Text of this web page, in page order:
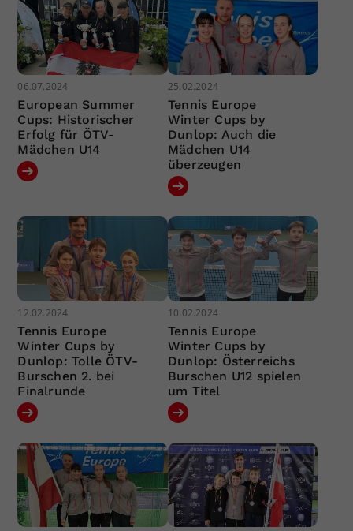
06.07.2024
European Summer
Cups: Historischer
Erfolg für ÖTV-
Mädchen U14
25.02.2024
Tennis Europe
Winter Cups by
Dunlop: Auch die
Mädchen U14
überzeugen
12.02.2024
Tennis Europe
Winter Cups by
Dunlop: Tolle ÖTV-
Burschen 2. bei
Finalrunde
10.02.2024
Tennis Europe
Winter Cups by
Dunlop: Österreichs
Burschen U12 spielen
um Titel